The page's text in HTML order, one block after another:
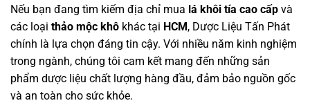
Nếu bạn đang tìm kiếm địa chỉ mua lá khôi tía cao cấp và
các loại thảo mộc khô khác tại HCM, Dược Liệu Tấn Phát
chính là lựa chọn đáng tin cậy. Với nhiều năm kinh nghiệm
trong ngành, chúng tôi cam kết mang đến những sản
phẩm dược liệu chất lượng hàng đầu, đảm bảo nguồn gốc
và an toàn cho sức khỏe.